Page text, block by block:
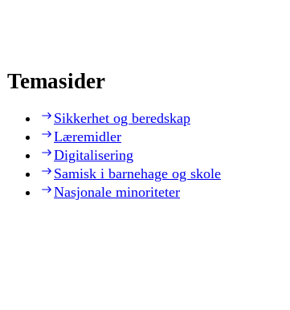
Temasider
Sikkerhet og beredskap
Læremidler
Digitalisering
Samisk i barnehage og skole
Nasjonale minoriteter